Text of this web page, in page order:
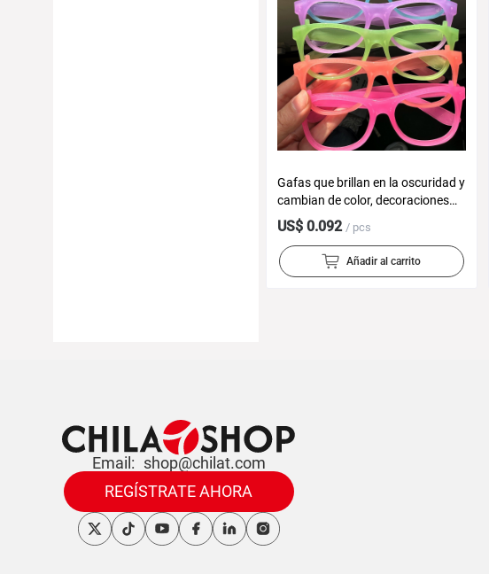
Gafas que brillan en la oscuridad y
cambian de color, decoraciones
para fiestas de Halloween,
accesorios para fotos, monturas
de gafas fluorescentes de plástico
coloridas
US$ 0.092 / pcs
Añadir al carrito
Email: shop@chilat.com
REGÍSTRATE AHORA